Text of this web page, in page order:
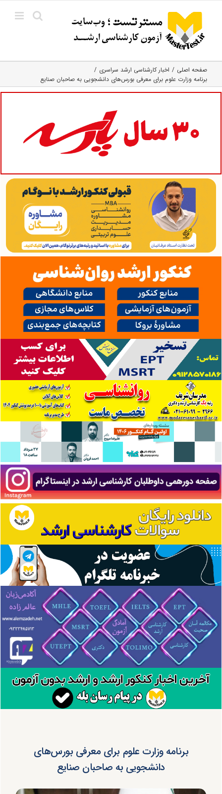
content
صفحه اصلی
اخبار کارشناسی ارشد سراسری
برنامه وزارت علوم برای معرفی بورس‌های دانشجویی به صاحبان صنایع
برنامه وزارت علوم برای معرفی بورس‌های
دانشجویی به صاحبان صنایع